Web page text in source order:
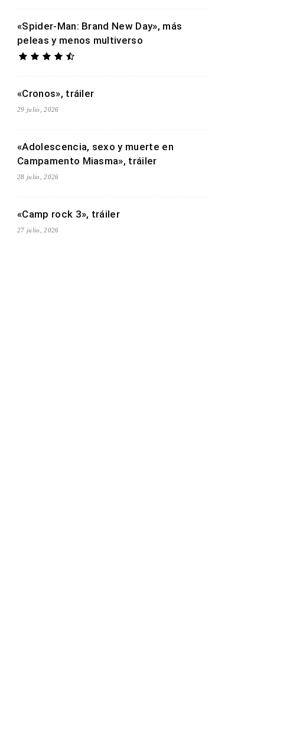
«Spider-Man: Brand New Day», más
peleas y menos multiverso
«Cronos», tráiler
29 julio, 2026
«Adolescencia, sexo y muerte en
Campamento Miasma», tráiler
28 julio, 2026
«Camp rock 3», tráiler
27 julio, 2026